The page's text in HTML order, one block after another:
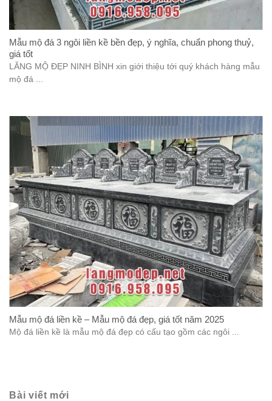
Mẫu mộ đá 3 ngôi liền kề bền đẹp, ý nghĩa, chuẩn phong thuỷ,
giá tốt
LĂNG MỘ ĐẸP NINH BÌNH xin giới thiệu tới quý khách hàng mẫu
mộ đá ...
Mẫu mộ đá liền kề – Mẫu mộ đá đẹp, giá tốt năm 2025
Mộ đá liền kề là mẫu mộ đá đẹp có cấu tạo gồm các ngôi ...
Bài viết mới